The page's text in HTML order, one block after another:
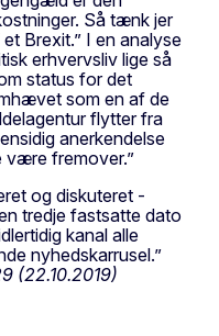
Så tænk jer
Brexit.” I en analyse
erhvervsliv lige så
status for det
som en af de
flytter fra
anerkendelse
være fremover.”
og diskuteret -
tredje fastsatte dato
kanal alle
nyhedskarrusel.”
(22.10.2019)